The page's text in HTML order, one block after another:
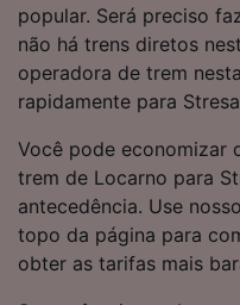
popular. Será preciso
não há trens diretos
operadora de trem
rapidamente para
Você pode economizar
trem de Locarno para
antecedência. Use
topo da página para
obter as tarifas mais